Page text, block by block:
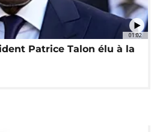
01:02
Patrice Talon élu à la